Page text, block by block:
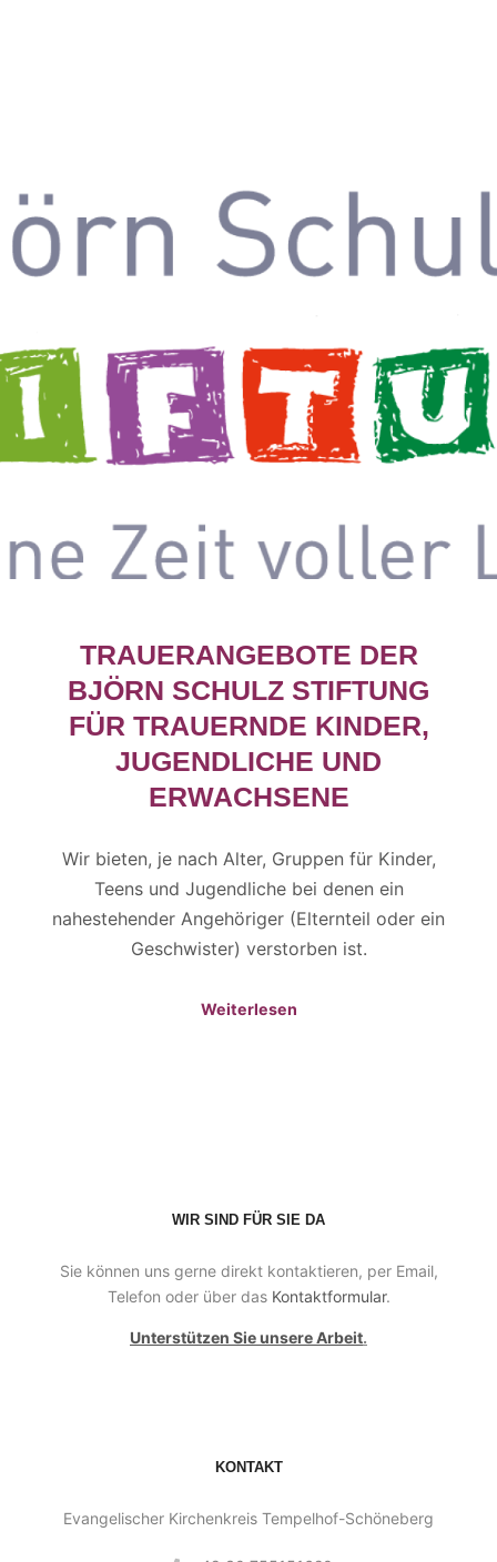
TRAUERANGEBOTE DER
BJÖRN SCHULZ STIFTUNG
FÜR TRAUERNDE KINDER,
JUGENDLICHE UND
ERWACHSENE
Wir bieten, je nach Alter, Gruppen für Kinder,
Teens und Jugendliche bei denen ein
nahestehender Angehöriger (Elternteil oder ein
Geschwister) verstorben ist.
Weiterlesen
WIR SIND FÜR SIE DA
Sie können uns gerne direkt kontaktieren, per Email,
Telefon oder über das Kontaktformular.
Unterstützen Sie unsere Arbeit.
KONTAKT
Evangelischer Kirchenkreis Tempelhof-Schöneberg